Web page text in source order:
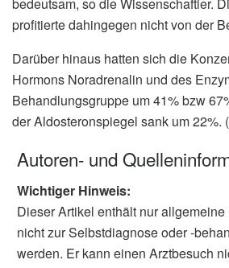
profitierte dahingegen nicht von der
Darüber hinaus hatten sich die
Hormons Noradrenalin und des
Behandlungsgruppe um 41% bzw
der Aldosteronspiegel sank um 22%.
Autoren- und
Wichtiger Hinweis:
Dieser Artikel enthält nur
nicht zur Selbstdiagnose oder -
werden. Er kann einen Arztbesuch